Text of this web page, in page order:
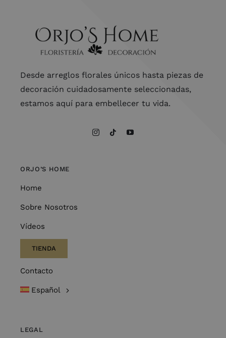
Desde arreglos florales únicos hasta piezas de
decoración cuidadosamente seleccionadas,
estamos aquí para embellecer tu vida.
ORJO’S HOME
Home
Sobre Nosotros
Vídeos
TIENDA
Contacto
Español
LEGAL